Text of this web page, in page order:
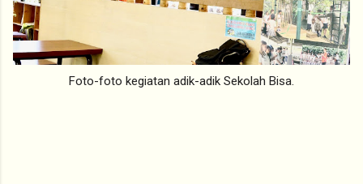
Foto-foto kegiatan adik-adik Sekolah Bisa.